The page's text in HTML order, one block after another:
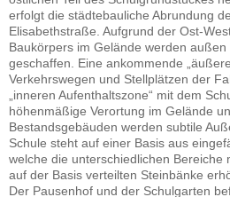
erfolgt die städtebauliche Abrundung
Elisabethstraße. Aufgrund der Ost-
Baukörpers im Gelände werden
geschaffen. Eine ankommende
Verkehrswegen und Stellplätzen der
„inneren Aufenthaltszone“ mit dem
höhenmäßige Verortung im Gelände
Bestandsgebäuden werden subtile
Schule steht auf einer Basis aus
welche die unterschiedlichen Bereiche
auf der Basis verteilten Steinbänke
Der Pausenhof und der Schulgarten